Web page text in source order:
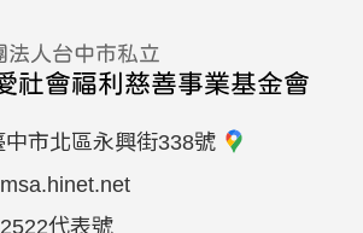
市北區永興街338號
代表號